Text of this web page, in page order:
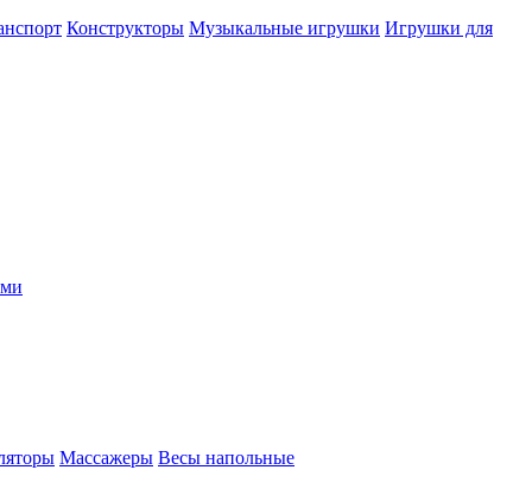
Конструкторы Музыкальные игрушки Игрушки для
Массажеры Весы напольные